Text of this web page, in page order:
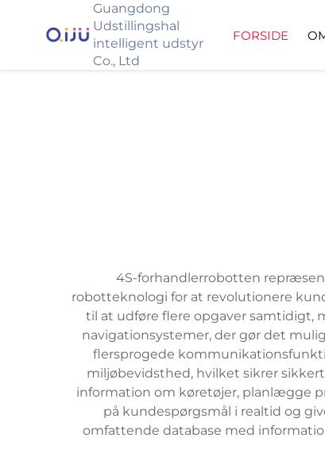
Guangdong
Udstillingshal
intelligent udstyr
Co., Ltd
FORSIDE
4S-forhandlerrobotten
robotteknologi for at revolutionere
til at udføre flere opgaver samtidigt,
navigationsystemer, der gør det
flersprogede
miljøbevidsthed, hvilket sikrer
information om køretøjer, planlægge
på kundespørgsmål i realtid og
omfattende database med